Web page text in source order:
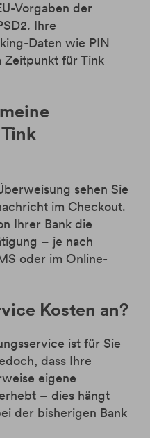
Vorgaben der
Ihre
Daten wie PIN
Zeitpunkt für Tink
sehen Sie
im Checkout.
Ihrer Bank die
– je nach
oder im Online-
Kosten an?
ist für Sie
dass Ihre
eigene
– dies hängt
der bisherigen Bank